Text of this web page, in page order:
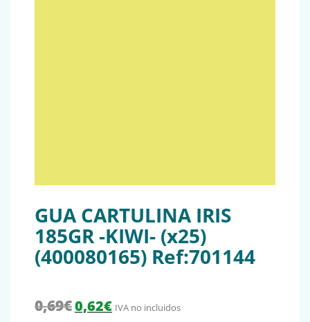
GUA CARTULINA IRIS
185GR -KIWI- (x25)
(400080165) Ref:701144
0,69€ El precio original era: 0,69€.
0,62€El precio actual es: 0,62€.
IVA no incluidos